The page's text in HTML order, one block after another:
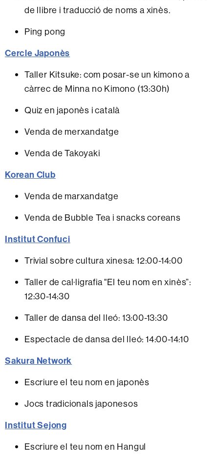
de llibre i traducció de noms a xinès.
Ping pong
Cercle Japonès
Taller Kitsuke: com posar-se un kimono a
càrrec de Minna no Kimono (13:30h)
Quiz en japonès i català
Venda de merxandatge
Venda de Takoyaki
Korean Club
Venda de marxandatge
Venda de Bubble Tea i snacks coreans
Institut Confuci
Trivial sobre cultura xinesa: 12:00-14:00
Taller de cal·ligrafia "El teu nom en xinès”:
12:30-14:30
Taller de dansa del lleó: 13:00-13:30
Espectacle de dansa del lleó: 14:00-14:10
Sakura Network
Escriure el teu nom en japonès
Jocs tradicionals japonesos
Institut Sejong
Escriure el teu nom en Hangul